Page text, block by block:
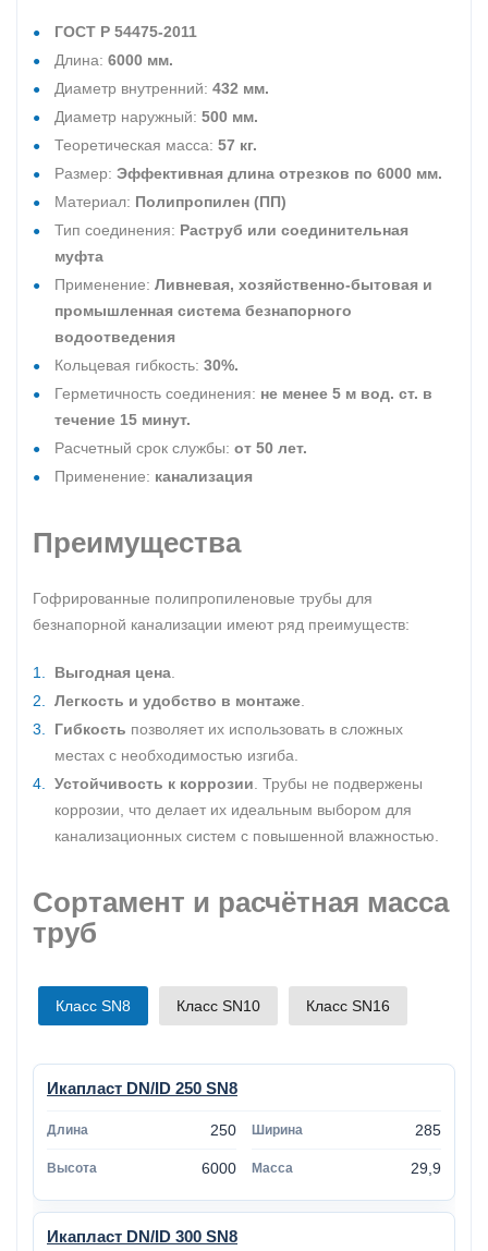
ГОСТ Р 54475-2011
Длина: 6000 мм.
Диаметр внутренний: 432 мм.
Диаметр наружный: 500 мм.
Теоретическая масса: 57 кг.
Размер: Эффективная длина отрезков по 6000 мм.
Материал: Полипропилен (ПП)
Тип соединения: Раструб или соединительная
муфта
Применение: Ливневая, хозяйственно-бытовая и
промышленная система безнапорного
водоотведения
Кольцевая гибкость: 30%.
Герметичность соединения: не менее 5 м вод. ст. в
течение 15 минут.
Расчетный срок службы: от 50 лет.
Применение: канализация
Преимущества
Гофрированные полипропиленовые трубы для
безнапорной канализации имеют ряд преимуществ:
Выгодная цена
Легкость и удобство в монтаже
Гибкость позволяет их использовать в сложных
местах с необходимостью изгиба.
Устойчивость к коррозии . Трубы не подвержены
коррозии, что делает их идеальным выбором для
канализационных систем с повышенной влажностью.
Сортамент и расчётная масса
труб
Класс SN8 Класс SN10 Класс SN16
Икапласт DN/ID 250 SN8
250 285
6000 29,9
Икапласт DN/ID 300 SN8